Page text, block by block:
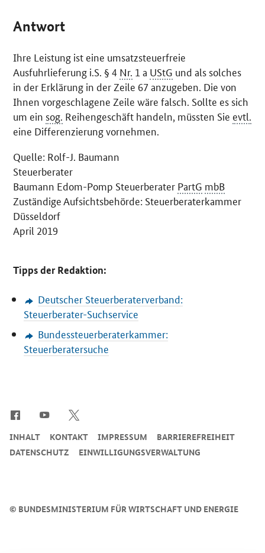
Antwort
Ihre Leistung ist eine umsatzsteuerfreie
Ausfuhrlieferung i.S. § 4 Nr. 1 a UStG und als solches
in der Erklärung in der Zeile 67 anzugeben. Die von
Ihnen vorgeschlagene Zeile wäre falsch. Sollte es sich
um ein sog. Reihengeschäft handeln, müssten Sie evtl.
eine Differenzierung vornehmen.
Quelle: Rolf-J. Baumann
Steuerberater
Baumann Edom-Pomp Steuerberater PartG mbB
Zuständige Aufsichtsbehörde: Steuerberaterkammer
Düsseldorf
April 2019
Tipps der Redaktion:
Deutscher Steuerberaterverband:
Steuerberater-Suchservice
Bundessteuerberaterkammer:
Steuerberatersuche
© BUNDESMINISTERIUM FÜR WIRTSCHAFT UND ENERGIE
INHALT KONTAKT IMPRESSUM
BARRIEREFREIHEIT
DATENSCHUTZ
EINWILLIGUNGSVERWALTUNG